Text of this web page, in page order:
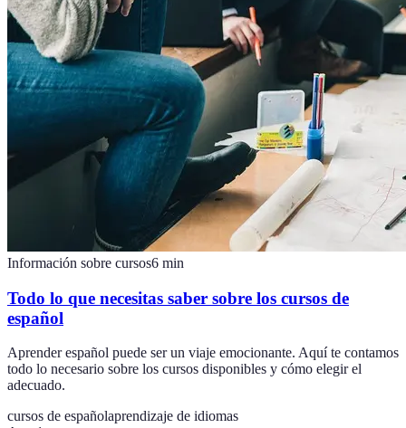
Información sobre cursos6 min
Todo lo que necesitas saber sobre los cursos de
español
Aprender español puede ser un viaje emocionante. Aquí te contamos
todo lo necesario sobre los cursos disponibles y cómo elegir el
adecuado.
cursos de españolaprendizaje de idiomas